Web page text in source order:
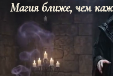
Магия ближе, чем